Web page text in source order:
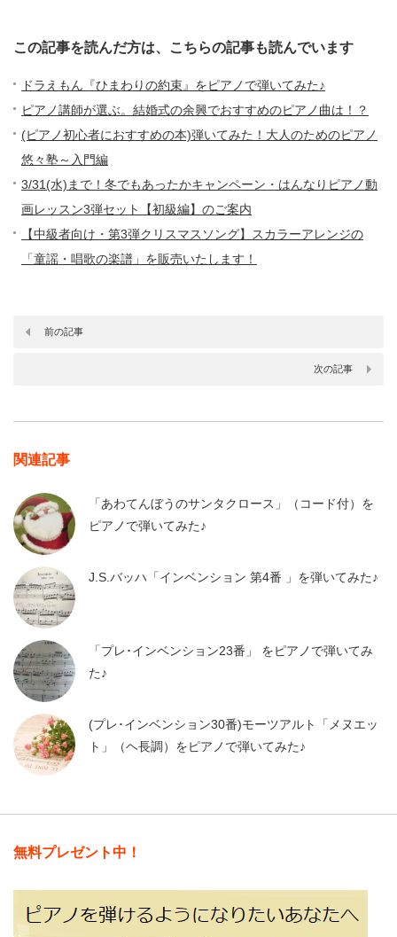
この記事を読んだ方は、こちらの記事も読んでいます
ドラえもん『ひまわりの約束』をピアノで弾いてみた♪
ピアノ講師が選ぶ。結婚式の余興でおすすめのピアノ曲は！？
(ピアノ初心者におすすめの本)弾いてみた！大人のためのピアノ
悠々塾～入門編
3/31(水)まで！冬でもあったかキャンペーン・はんなりピアノ動
画レッスン3弾セット【初級編】のご案内
【中級者向け・第3弾クリスマスソング】スカラーアレンジの
「童謡・唱歌の楽譜」を販売いたします！
前の記事
次の記事
関連記事
「あわてんぼうのサンタクロース」（コード付）を
ピアノで弾いてみた♪
J.S.バッハ「インベンション 第4番 」を弾いてみた♪
「プレ･インベンション23番」 をピアノで弾いてみ
た♪
(プレ･インベンション30番)モーツアルト「メヌエッ
ト」（ヘ長調）をピアノで弾いてみた♪
無料プレゼント中！